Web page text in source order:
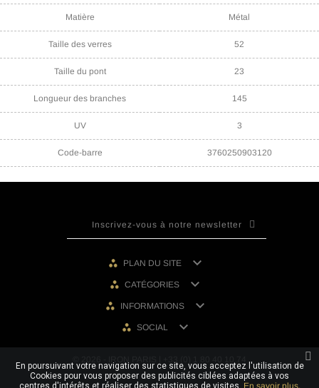
Matière Métal
Taille des verres 52
Taille du pont 23
Longueur des branches 145
UV 3
Code-barre 3760250903120
PLAN DU SITE 
CATÉGORIES 
INFORMATIONS 
SOCIAL 
En poursuivant votre navigation sur ce site, vous acceptez l'utilisation de
Cookies pour vous proposer des publicités ciblées adaptées à vos
centres d'intérêts et réaliser des statistiques de visites. En savoir plus.